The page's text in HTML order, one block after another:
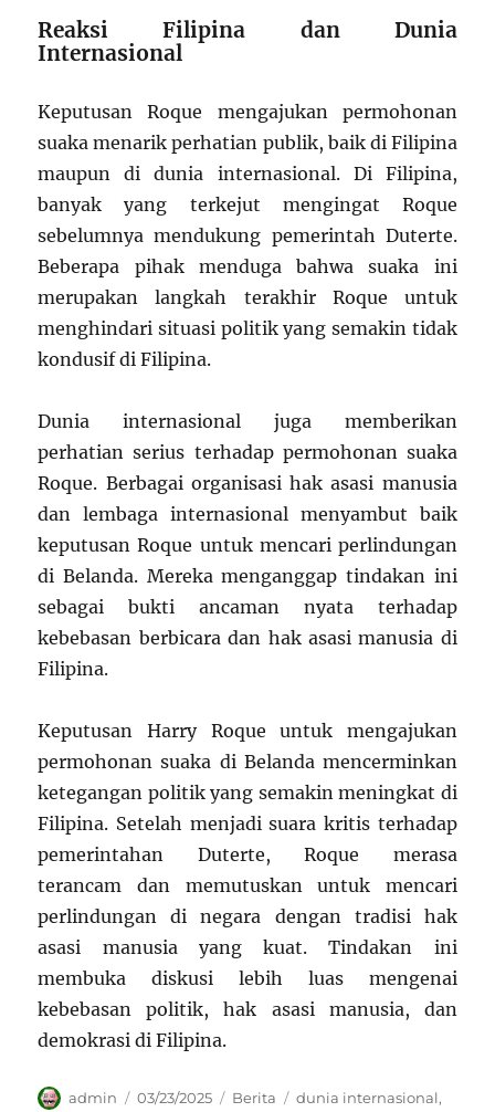
Reaksi Filipina dan Dunia
Internasional
Keputusan Roque mengajukan permohonan
suaka menarik perhatian publik, baik di Filipina
maupun di dunia internasional. Di Filipina,
banyak yang terkejut mengingat Roque
sebelumnya mendukung pemerintah Duterte.
Beberapa pihak menduga bahwa suaka ini
merupakan langkah terakhir Roque untuk
menghindari situasi politik yang semakin tidak
kondusif di Filipina.
Dunia internasional juga memberikan
perhatian serius terhadap permohonan suaka
Roque. Berbagai organisasi hak asasi manusia
dan lembaga internasional menyambut baik
keputusan Roque untuk mencari perlindungan
di Belanda. Mereka menganggap tindakan ini
sebagai bukti ancaman nyata terhadap
kebebasan berbicara dan hak asasi manusia di
Filipina.
Keputusan Harry Roque untuk mengajukan
permohonan suaka di Belanda mencerminkan
ketegangan politik yang semakin meningkat di
Filipina. Setelah menjadi suara kritis terhadap
pemerintahan Duterte, Roque merasa
terancam dan memutuskan untuk mencari
perlindungan di negara dengan tradisi hak
asasi manusia yang kuat. Tindakan ini
membuka diskusi lebih luas mengenai
kebebasan politik, hak asasi manusia, dan
demokrasi di Filipina.
Author
admin
Posted
03/23/2025 Categories
Berita Tags
dunia internasional,